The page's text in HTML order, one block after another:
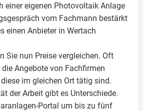
einer eigenen Photovoltaik Anlage
vom Fachmann bestärkt
einen Anbieter in Wertach
Sie nun Preise vergleichen. Oft
Angebote von Fachfirmen
im gleichen Ort tätig sind.
der Arbeit gibt es Unterschiede.
Portal um bis zu fünf